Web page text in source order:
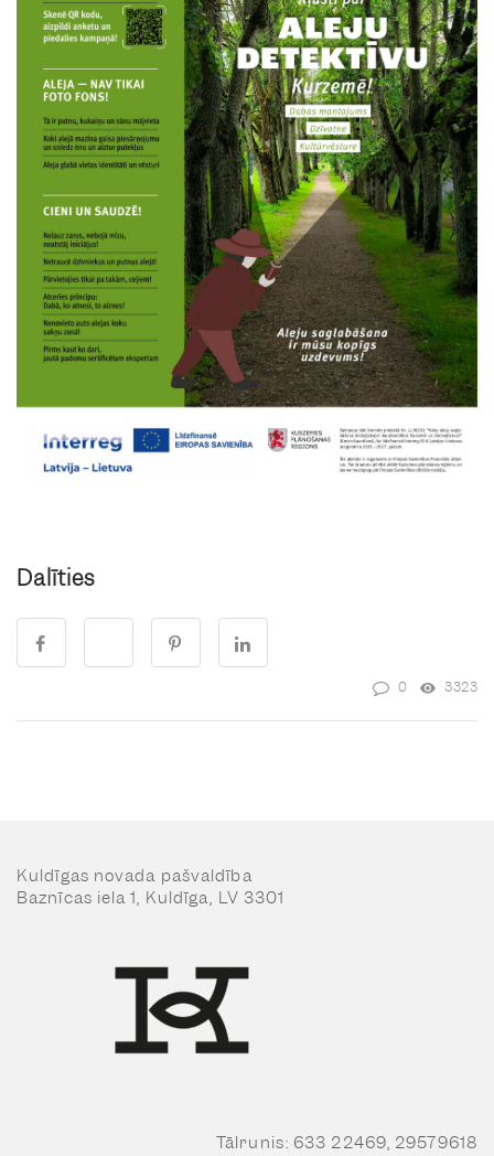
Dalīties
0 3323
Kuldīgas novada pašvaldība
Baznīcas iela 1, Kuldīga, LV 3301
Tālrunis: 633 22469, 29579618